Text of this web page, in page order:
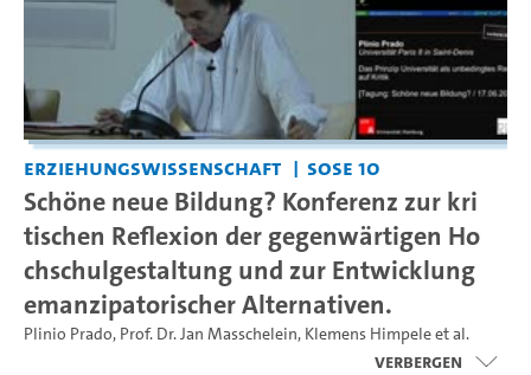
Erziehungswissenschaft SoSe 10
Schöne neue Bildung? Konferenz zur kri
tischen Reflexion der gegenwärtigen Ho
chschulgestaltung und zur Entwicklung
emanzipatorischer Alternativen.
Plinio Prado, Prof. Dr. Jan Masschelein, Klemens Himpeleet al.
Verbergen